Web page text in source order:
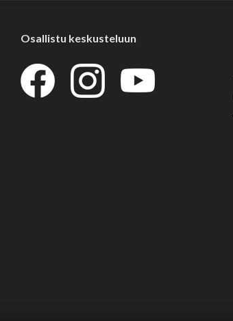
Osallistu keskusteluun